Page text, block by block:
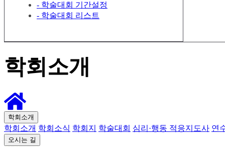
- 학술대회 기간설정
- 학술대회 리스트
학회소개
학회소개
학회소개 학회소식 학회지 학술대회 심리·행동 적응지도사 연
오시는 길